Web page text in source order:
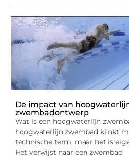
De impact van
zwembadontwerp
Wat is een hoogwaterlijn
hoogwaterlijn zwembad klinkt
technische term, maar het is
Het verwijst naar een zwembad